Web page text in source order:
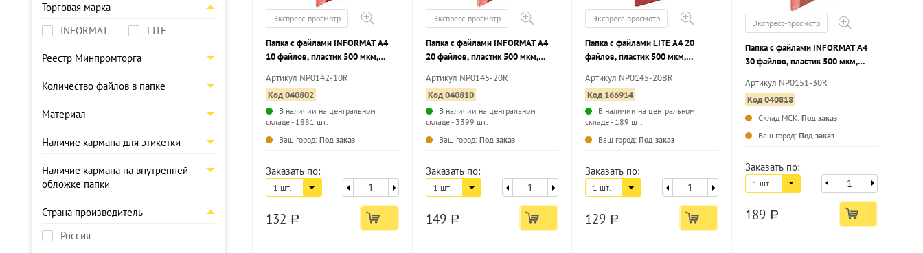
Торговая марка
INFORMAT
LITE
Реестр Минпромторга
Количество файлов в папке
Материал
Наличие кармана для этикетки
Наличие кармана на внутренней
обложке папки
Страна производитель
Россия
Экспресс-просмотр
Папка с файлами INFORMAT А4
10 файлов, пластик 500 мкм,
Артикул NP0142-10R
Код 040802
В наличии на центральном
складе - 1881 шт.
Ваш город: Под заказ
Заказать по:
1 шт.
132 a
Экспресс-просмотр
Папка с файлами INFORMAT А4
20 файлов, пластик 500 мкм,
Артикул NP0145-20R
Код 040810
В наличии на центральном
складе - 3399 шт.
Ваш город: Под заказ
Заказать по:
1 шт.
149 a
Экспресс-просмотр
Папка с файлами LITE А4 20
файлов, пластик 500 мкм,
Артикул NP0145-20BR
Код 166914
В наличии на центральном
складе - 189 шт.
Ваш город: Под заказ
Заказать по:
1 шт.
129 a
Экспресс-просмотр
Папка с файлами INFORMAT А4
30 файлов, пластик 500 мкм,
Артикул NP0151-30R
Код 040818
Склад МСК: Под заказ
Ваш город: Под заказ
Заказать по:
1 шт.
189 a